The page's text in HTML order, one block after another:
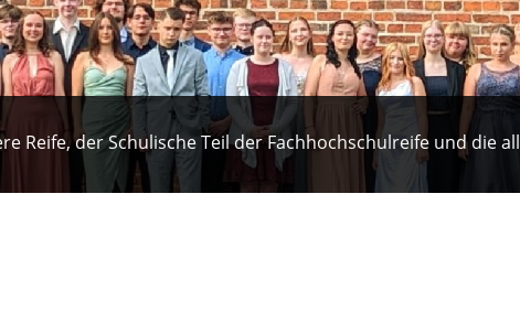
Reife, der Schulische Teil der Fachhochschulreife und die